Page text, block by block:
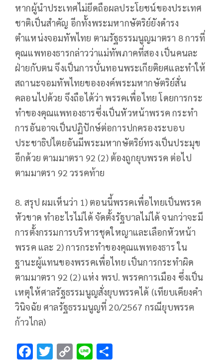
หากผู้นำประเทศไม่ยึดถือผลประโยชน์ของประเทศ
ชาติเป็นสำคัญ อีกทั้งพระมหากษัตริย์ยังดำรง
ตำแหน่งจอมทัพไทย ตามรัฐธรรมนูญมาตรา 8 การที่
คุณแพทองธารกล่าวว่าแม่ทัพภาคที่สอง เป็นคนละ
ฝ่ายกับตน จึงเป็นการบั่นทอนพระเกียติยศและทำให้
สถานะจอมทัพไทยขององค์พระมหากษัตริย์สั่น
คลอนไปด้วย จึงถือได้ว่า พรรคเพื่อไทย โดยการกระ
ทำของคุณแพทองธารซึ่งเป็นหัวหน้าพรรค กระทำ
การอันอาจเป็นปฏิปักษ์ต่อการปกครองระบอบ
ประชาธิปไตยอันมีพระมหากษัตริย์ทรงเป็นประมุข
อีกด้วย ตามมาตรา 92 (2) ต้องถูกยุบพรรค ต่อไป
ตามมาตรา 92 วรรคท้าย
8. สรุป ผมเห็นว่า 1) ตอนนี้พรรคเพื่อไทยเป็นพรรค
หัวขาด ทำอะไรไม่ได้ จัดตั้งรัฐบาลไม่ได้ จนกว่าจะมี
การตั้งกรรมการบริหารชุดใหญาและเลือกหัวหน้า
พรรค และ 2) การกระทำของคุณแพทองธาร ใน
ฐานะผู้แทนของพรรคเพื่อไทย เป็นการกระทำผิด
ตามมาตรา 92 (2) แห่ง พรป. พรรคการเมือง ซึ่งเป็น
เหตุให้ศาลรัฐธรรมนูญสั่งยุบพรรคได้ (เทียบเคียงคำ
วินิจฉัย ศาลรัฐธรรมนูญที่ 20/2567 กรณียุบพรรค
ก้าวไกล)
F T C Li